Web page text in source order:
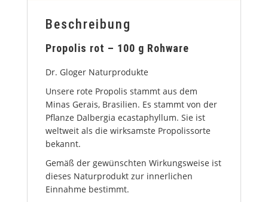
Beschreibung
Propolis rot – 100 g Rohware
Dr. Gloger Naturprodukte
Unsere rote Propolis stammt aus dem
Minas Gerais, Brasilien. Es stammt von der
Pflanze Dalbergia ecastaphyllum. Sie ist
weltweit als die wirksamste Propolissorte
bekannt.
Gemäß der gewünschten Wirkungsweise ist
dieses Naturprodukt zur innerlichen
Einnahme bestimmt.